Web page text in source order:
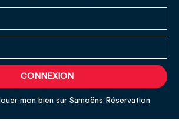
mon bien sur Samoëns Réservation